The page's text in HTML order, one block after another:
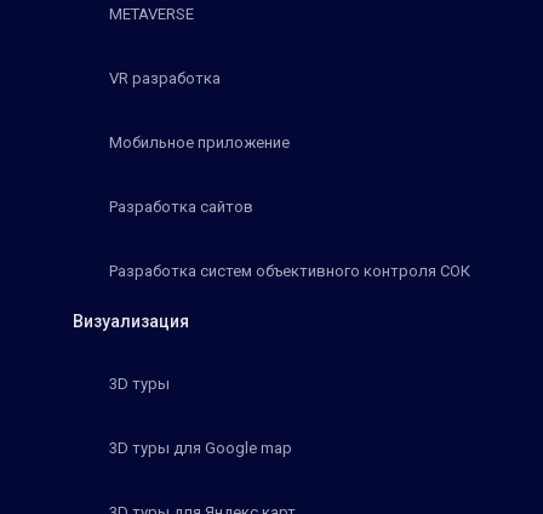
METAVERSE
VR разработка
Мобильное приложение
Разработка сайтов
Разработка систем объективного контроля СОК
Визуализация
3D туры
3D туры для Google map